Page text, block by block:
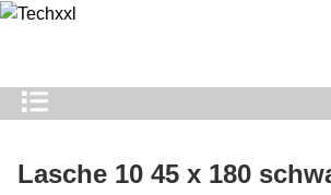
Lasche 10 45 x 180